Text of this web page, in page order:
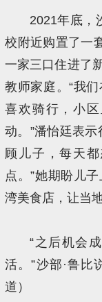
2021年底，
校附近购置了一
一家三口住进了
教师家庭。“我
喜欢骑行，小
动。”潘怡廷表
顾儿子，每天
点。”她期盼儿
湾美食店，让当
“之后机会
活。”沙部·鲁比
道）